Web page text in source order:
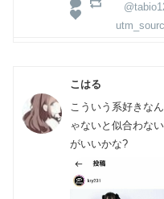
こはる
こういう系好きな
ゃないと似合わな
がいいかな?